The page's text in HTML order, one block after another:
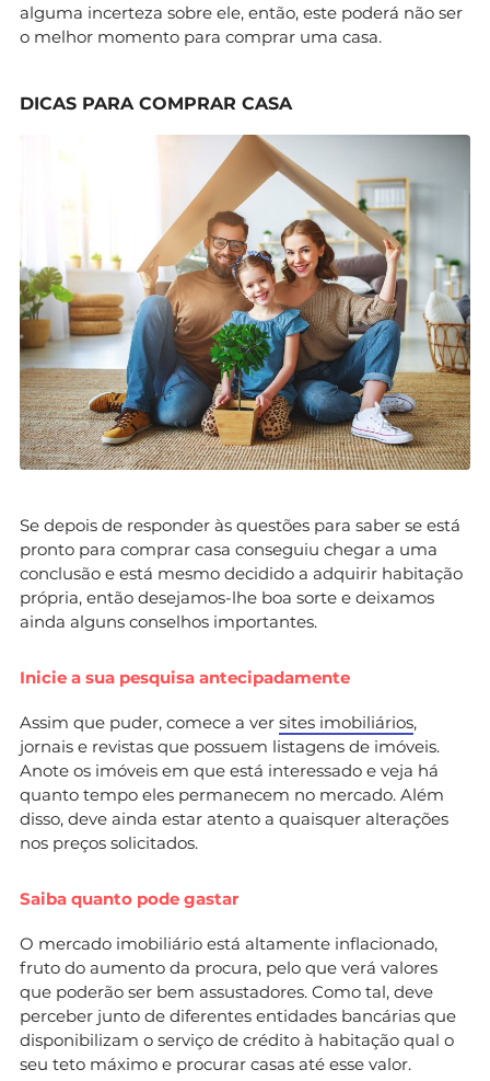
alguma incerteza sobre ele, então, este poderá não ser
o melhor momento para comprar uma casa.
DICAS PARA COMPRAR CASA
Se depois de responder às questões para saber se está
pronto para comprar casa conseguiu chegar a uma
conclusão e está mesmo decidido a adquirir habitação
própria, então desejamos-lhe boa sorte e deixamos
ainda alguns conselhos importantes.
Inicie a sua pesquisa antecipadamente
Assim que puder, comece a ver sites imobiliários,
jornais e revistas que possuem listagens de imóveis.
Anote os imóveis em que está interessado e veja há
quanto tempo eles permanecem no mercado. Além
disso, deve ainda estar atento a quaisquer alterações
nos preços solicitados.
Saiba quanto pode gastar
O mercado imobiliário está altamente inflacionado,
fruto do aumento da procura, pelo que verá valores
que poderão ser bem assustadores. Como tal, deve
perceber junto de diferentes entidades bancárias que
disponibilizam o serviço de crédito à habitação qual o
seu teto máximo e procurar casas até esse valor.